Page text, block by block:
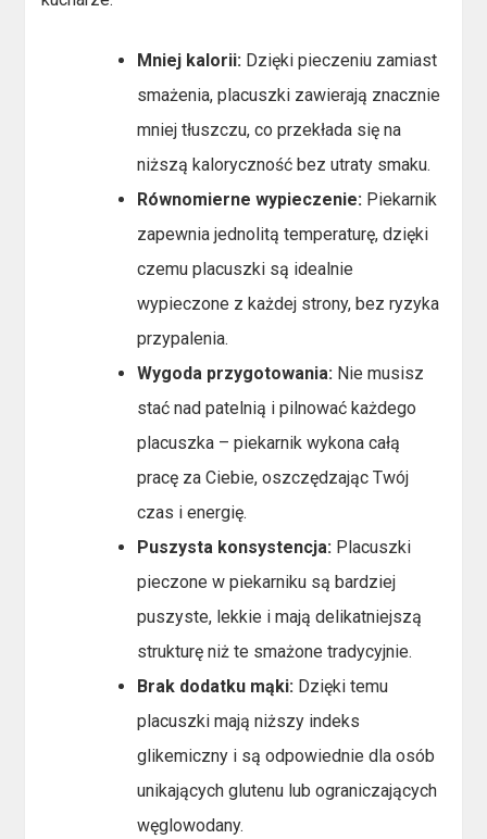
Mniej kalorii: Dzięki pieczeniu zamiast
smażenia, placuszki zawierają znacznie
mniej tłuszczu, co przekłada się na
niższą kaloryczność bez utraty smaku.
Równomierne wypieczenie: Piekarnik
zapewnia jednolitą temperaturę, dzięki
czemu placuszki są idealnie
wypieczone z każdej strony, bez ryzyka
przypalenia.
Wygoda przygotowania: Nie musisz
stać nad patelnią i pilnować każdego
placuszka – piekarnik wykona całą
pracę za Ciebie, oszczędzając Twój
czas i energię.
Puszysta konsystencja: Placuszki
pieczone w piekarniku są bardziej
puszyste, lekkie i mają delikatniejszą
strukturę niż te smażone tradycyjnie.
Brak dodatku mąki: Dzięki temu
placuszki mają niższy indeks
glikemiczny i są odpowiednie dla osób
unikających glutenu lub ograniczających
węglowodany.